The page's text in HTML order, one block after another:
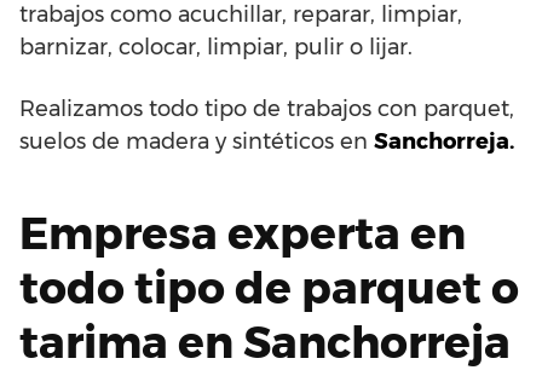
trabajos como acuchillar, reparar, limpiar,
barnizar, colocar, limpiar, pulir o lijar.
Realizamos todo tipo de trabajos con parquet,
suelos de madera y sintéticos en Sanchorreja.
Empresa experta en
todo tipo de parquet o
tarima en Sanchorreja